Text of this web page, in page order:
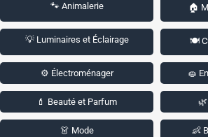
🐾 Animalerie 🏠
💡 Luminaires et Éclairage 🍽️
⚙️ Électroménager 🧽
💄 Beauté et Parfum
👗 Mode 👶